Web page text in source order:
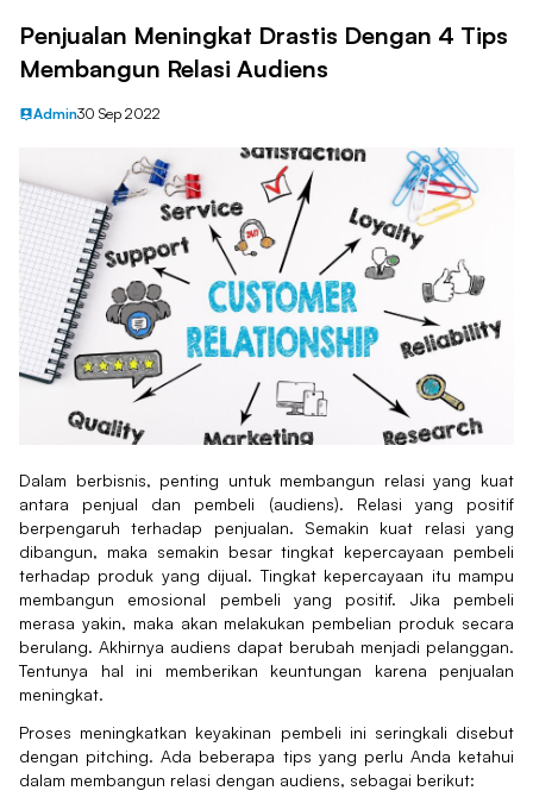
Penjualan Meningkat Drastis Dengan 4 Tips
Membangun Relasi Audiens
Admin30 Sep 2022
Dalam berbisnis, penting untuk membangun relasi yang kuat
antara penjual dan pembeli (audiens). Relasi yang positif
berpengaruh terhadap penjualan. Semakin kuat relasi yang
dibangun, maka semakin besar tingkat kepercayaan pembeli
terhadap produk yang dijual. Tingkat kepercayaan itu mampu
membangun emosional pembeli yang positif. Jika pembeli
merasa yakin, maka akan melakukan pembelian produk secara
berulang. Akhirnya audiens dapat berubah menjadi pelanggan.
Tentunya hal ini memberikan keuntungan karena penjualan
meningkat.
Proses meningkatkan keyakinan pembeli ini seringkali disebut
dengan pitching. Ada beberapa tips yang perlu Anda ketahui
dalam membangun relasi dengan audiens, sebagai berikut: